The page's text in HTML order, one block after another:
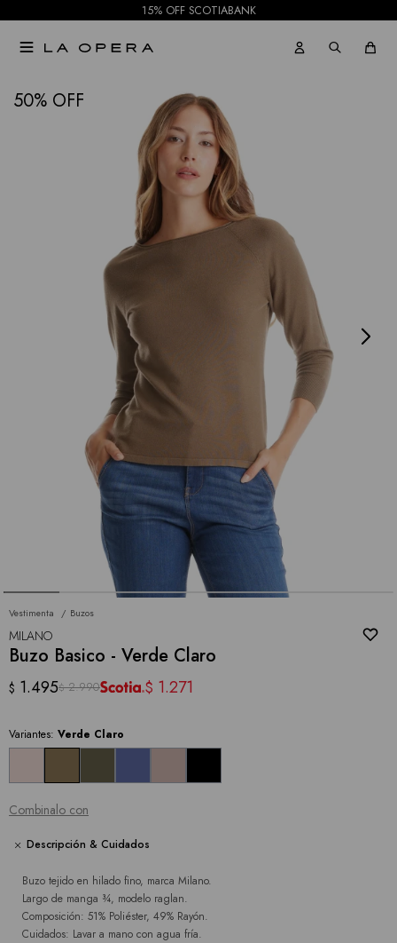
15% OFF SCOTIABANK

50
Vestimenta Buzos
MILANO
Buzo Basico - Verde Claro
$ 1.495$ 2.990 $ 1.271
Variantes: Verde Claro
Combinalo con
Descripción & Cuidados
Buzo tejido en hilado fino, marca Milano.
Largo de manga ¾, modelo raglan.
Composición: 51% Poliéster, 49% Rayón.
Cuidados: Lavar a mano con agua fría.
NOTIFICARME